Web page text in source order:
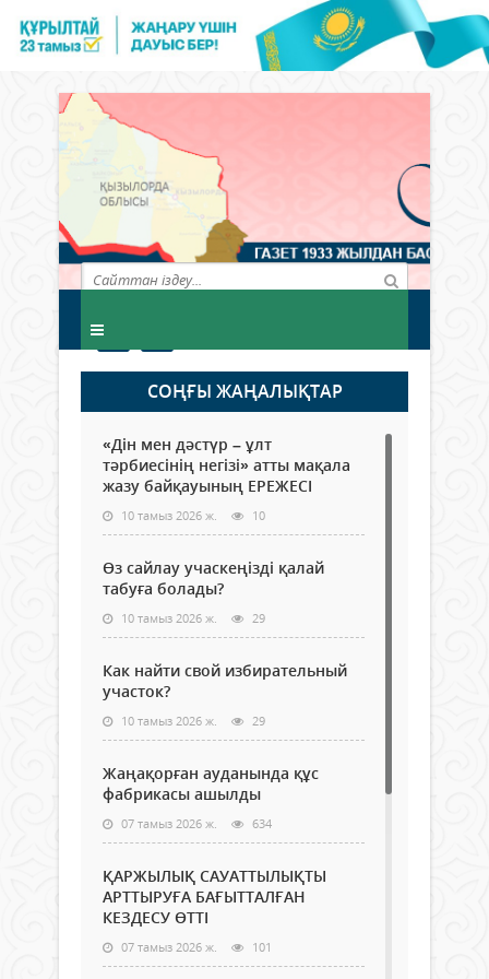
СОҢҒЫ ЖАҢАЛЫҚТАР
«Дін мен дәстүр – ұлт
тәрбиесінің негізі» атты мақала
жазу байқауының ЕРЕЖЕСІ
10 тамыз 2026 ж. 10
Өз сайлау учаскеңізді қалай
табуға болады?
10 тамыз 2026 ж. 29
Как найти свой избирательный
участок?
10 тамыз 2026 ж. 29
Жаңақорған ауданында құс
фабрикасы ашылды
07 тамыз 2026 ж. 634
ҚАРЖЫЛЫҚ САУАТТЫЛЫҚТЫ
АРТТЫРУҒА БАҒЫТТАЛҒАН
КЕЗДЕСУ ӨТТІ
07 тамыз 2026 ж. 101